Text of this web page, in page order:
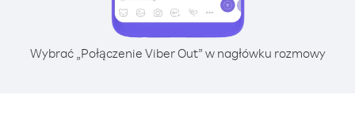
Wybrać „Połączenie Viber Out” w nagłówku rozmowy